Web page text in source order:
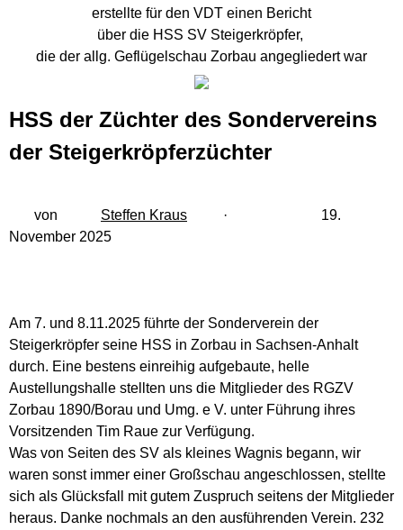
Schaukataloge
Begründer des 1. deutschen
RGZV
kleiner Taubenleitfaden - für
Berichte & Links rund um
Tauben
Archiv
Gästebuch
In eigener Sache....
erstellte für den VDT einen Bericht
über die HSS SV Steigerkröpfer,
die der allg. Geflügelschau Zorbau angegliedert war
HSS der Züchter des Sondervereins
der Steigerkröpferzüchter
von Steffen Kraus · 19.
November 2025
Am 7. und 8.11.2025 führte der Sonderverein der
Steigerkröpfer seine HSS in Zorbau in Sachsen-Anhalt
durch. Eine bestens einreihig aufgebaute, helle
Austellungshalle stellten uns die Mitglieder des RGZV
Zorbau 1890/Borau und Umg. e V. unter Führung ihres
Vorsitzenden Tim Raue zur Verfügung.
Was von Seiten des SV als kleines Wagnis begann, wir
waren sonst immer einer Großschau angeschlossen, stellte
sich als Glücksfall mit gutem Zuspruch seitens der Mitglieder
heraus. Danke nochmals an den ausführenden Verein. 232